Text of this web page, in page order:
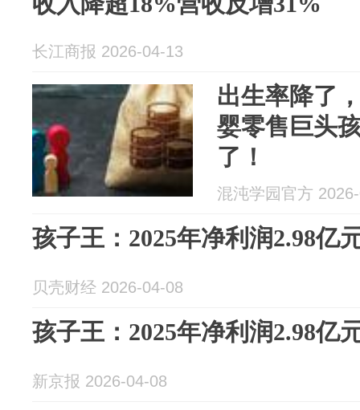
长江商报 2026-04-13
出生率降了
婴零售巨头
了！
混沌学园官方
孩子王：2025年净利润2.98亿
贝壳财经 2026-04-08
孩子王：2025年净利润2.98亿
新京报 2026-04-08